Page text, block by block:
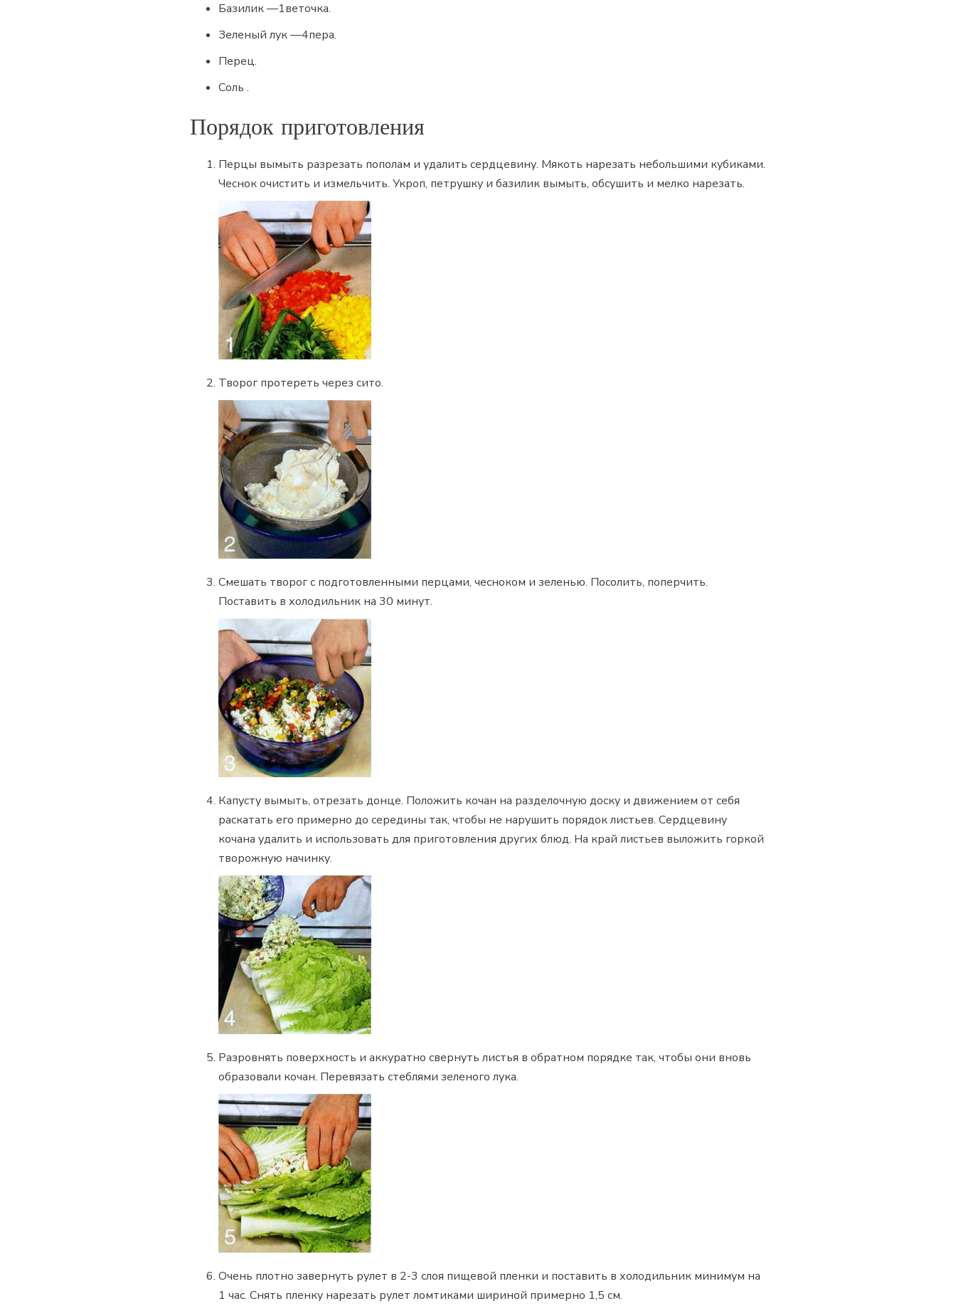
Базилик—1веточка.
Зеленый лук—4пера.
Перец.
Соль .
Порядок приготовления
Перцы вымыть разрезать пополам и удалить сердцевину. Мякоть нарезать небольшими кубиками.
Чеснок очистить и измельчить. Укроп, петрушку и базилик вымыть, обсушить и мелко нарезать.
Творог протереть через сито.
Смешать творог с подготовленными перцами, чесноком и зеленью. Посолить, поперчить.
Поставить в холодильник на 30 минут.
Капусту вымыть, отрезать донце. Положить кочан на разделочную доску и движением от себя
раскатать его примерно до середины так, чтобы не нарушить порядок листьев. Сердцевину
кочана удалить и использовать для приготовления других блюд. На край листьев выложить горкой
творожную начинку.
Разровнять поверхность и аккуратно свернуть листья в обратном порядке так, чтобы они вновь
образовали кочан. Перевязать стеблями зеленого лука.
Очень плотно завернуть рулет в 2-3 слоя пищевой пленки и поставить в холодильник минимум на
1 час. Снять пленку нарезать рулет ломтиками шириной примерно 1,5 см.